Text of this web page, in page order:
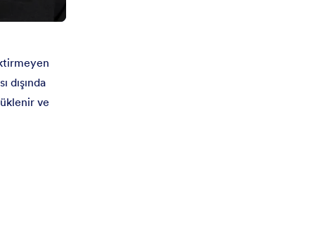
ve